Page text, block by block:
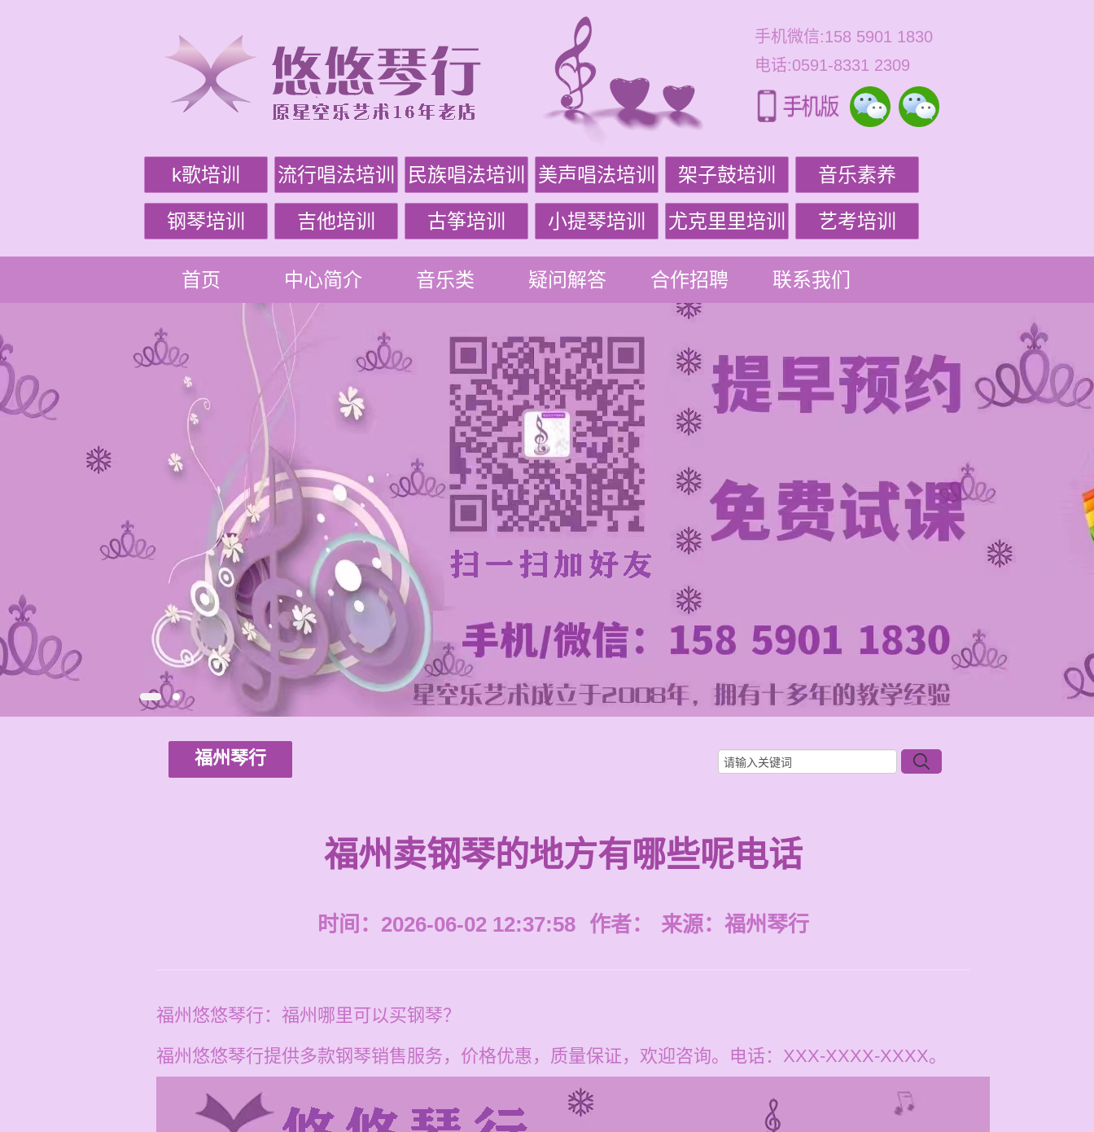
手机微信:158 5901 1830
电话:0591-8331 2309
k歌培训 流行唱法培训 民族唱法培训 美声唱法培训 架子鼓培训 音乐素养
钢琴培训 吉他培训 古筝培训 小提琴培训 尤克里里培训 艺考培训
首页 中心简介 音乐类 疑问解答 合作招聘 联系我们
福州琴行
福州卖钢琴的地方有哪些呢电话
时间：2026-06-02 12:37:58 作者： 来源： 福州琴行
福州悠悠琴行：福州哪里可以买钢琴？
福州悠悠琴行提供多款钢琴销售服务，价格优惠，质量保证，欢迎咨询。电话：XXX-XXXX-XXXX。